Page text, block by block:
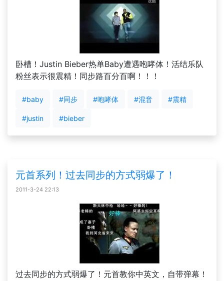
卧槽！Justin Bieber热单Baby遭遇咆哮体！活结乐队
粉丝表示很震精！同步路百分百啊！！！
#baby #同步 #咆哮体 #混音 #震精
#justin #bieber
元首系列！过去同步的方式弱爆了！
2011-3-24 22:13
过去同步的方式弱爆了！元首教你中英文，自带弹幕！